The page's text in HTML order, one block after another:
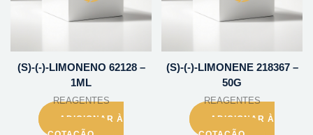
(S)-(-)-LIMONENO 62128 –
1ML
REAGENTES
ADICIONAR À
(S)-(-)-LIMONENE 218367 –
50G
REAGENTES
ADICIONAR À